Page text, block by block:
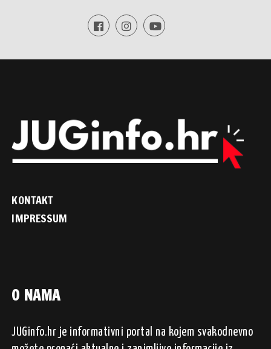
KONTAKT
IMPRESSUM
O NAMA
JUGinfo.hr je informativni portal na kojem svakodnevno